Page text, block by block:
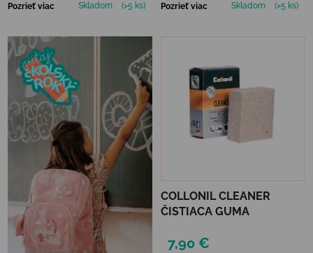
Pozrieť viac Skladom (>5 ks) Pozrieť viac Skladom (>5 ks)
COLLONIL CLEANER
ČISTIACA GUMA
7,90 €